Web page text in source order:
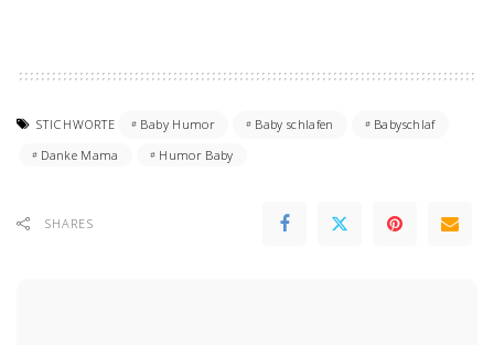
STICHWORTE Baby Humor Baby schlafen
Babyschlaf
Danke Mama
Humor Baby
SHARES